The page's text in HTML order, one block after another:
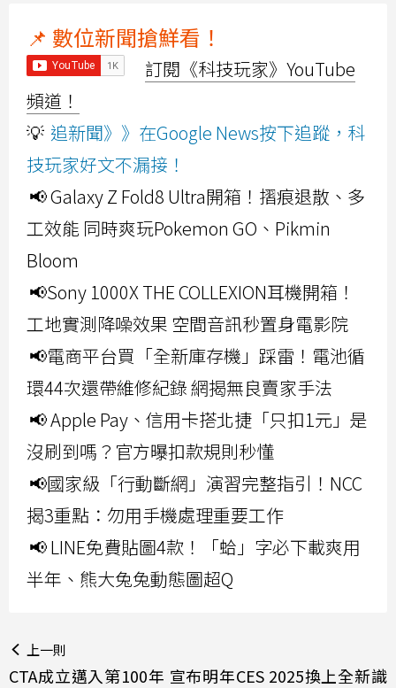
📌 數位新聞搶鮮看！
訂閱《科技玩家》YouTube
頻道！
💡 追新聞》》在Google News按下追蹤，科
技玩家好文不漏接！
📢 Galaxy Z Fold8 Ultra開箱！摺痕退散、多
工效能 同時爽玩Pokemon GO、Pikmin
Bloom
📢Sony 1000X THE COLLEXION耳機開箱！
工地實測降噪效果 空間音訊秒置身電影院
📢電商平台買「全新庫存機」踩雷！電池循
環44次還帶維修紀錄 網揭無良賣家手法
📢 Apple Pay、信用卡搭北捷「只扣1元」是
沒刷到嗎？官方曝扣款規則秒懂
📢國家級「行動斷網」演習完整指引！NCC
揭3重點：勿用手機處理重要工作
📢 LINE免費貼圖4款！「蛤」字必下載爽用
半年、熊大兔兔動態圖超Q
上一則
CTA成立邁入第100年 宣布明年CES 2025換上全新識